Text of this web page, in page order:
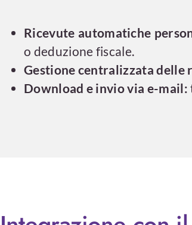
Ricevute automatiche
o deduzione fiscale.
Gestione centralizzata delle
Download e invio via e-mail: